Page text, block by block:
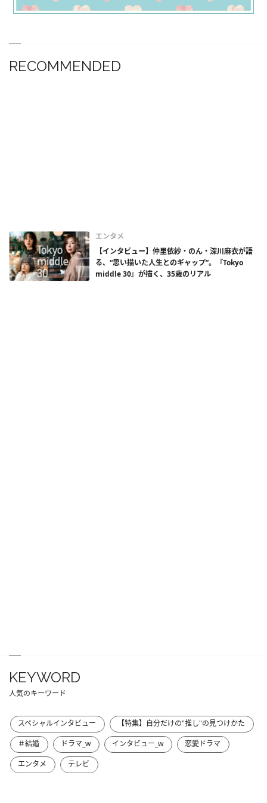
RECOMMENDED
エンタメ
【インタビュー】仲里依紗・のん・深川麻衣が語
る、“思い描いた人生とのギャップ”。『Tokyo
middle 30』が描く、35歳のリアル
KEYWORD
人気のキーワード
スペシャルインタビュー
【特集】自分だけの"推し"の見つけかた
＃結婚
ドラマ_w インタビュー_w
恋愛ドラマ
エンタメ
テレビ